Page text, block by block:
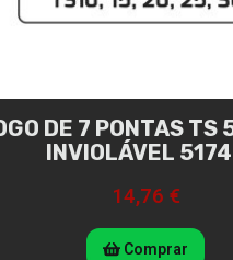
DE 7 PONTAS TS
INVIOLÁVEL
14,76 €
Comprar